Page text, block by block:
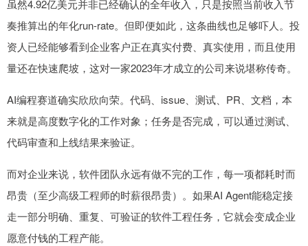
虽然4.92亿美元并非已经确认的全年收入，只是按照当前收入节
奏推算出的年化run-rate。但即便如此，这条曲线也足够吓人。投
资人已经能够看到企业客户正在真实付费、真实使用，而且使用
量还在快速爬坡，这对一家2023年才成立的公司来说堪称传奇。
AI编程赛道确实欣欣向荣。代码、issue、测试、PR、文档，本
来就是高度数字化的工作对象；任务是否完成，可以通过测试、
代码审查和上线结果来验证。
而对企业来说，软件团队永远有做不完的工作，每一项都耗时而
昂贵（至少高级工程师的时薪很昂贵）。如果AI Agent能稳定接
走一部分明确、重复、可验证的软件工程任务，它就会变成企业
愿意付钱的工程产能。